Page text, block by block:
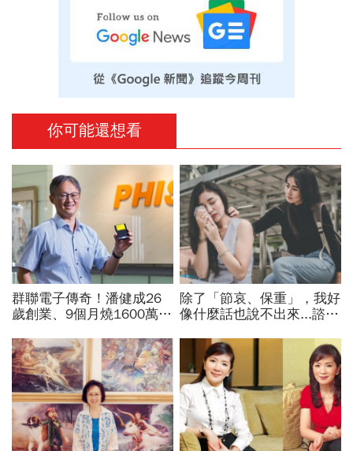
你可能還想看
群聯電子傳奇！潘健成26
歲創業、9個月燒1600萬
上櫃股王，隨身碟小公司如
何做到？
除了「節哀、保重」，我好
像什麼話也說不出來...諮商
的朋友